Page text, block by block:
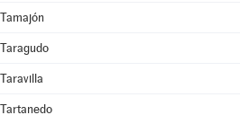
Tamajón
Taragudo
Taravilla
Tartanedo